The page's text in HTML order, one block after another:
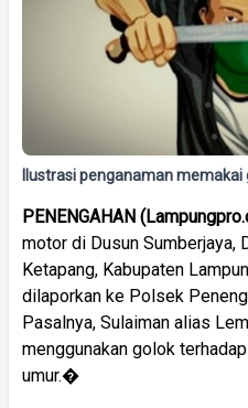
Ilustrasi penganaman memakai
PENENGAHAN
motor di Dusun Sumberjaya,
Ketapang, Kabupaten
dilaporkan ke Polsek
Pasalnya, Sulaiman alias
menggunakan golok
umur.�